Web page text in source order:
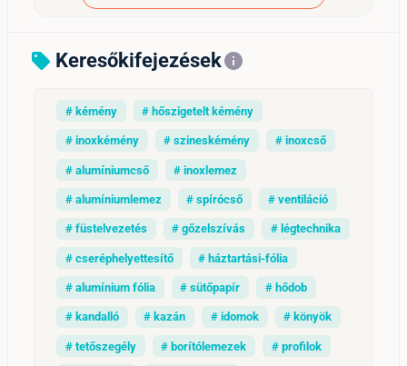
sell Keresőkifejezésekinfo
# kémény # hőszigetelt kémény
# inoxkémény # szineskémény # inoxcső
# alumíniumcső # inoxlemez
# alumíniumlemez # spírócső # ventiláció
# füstelvezetés # gőzelszívás # légtechnika
# cseréphelyettesítő # háztartási-fólia
# alumínium fólia # sütőpapír # hődob
# kandalló # kazán # idomok # könyök
# tetőszegély # borítólemezek # profilok